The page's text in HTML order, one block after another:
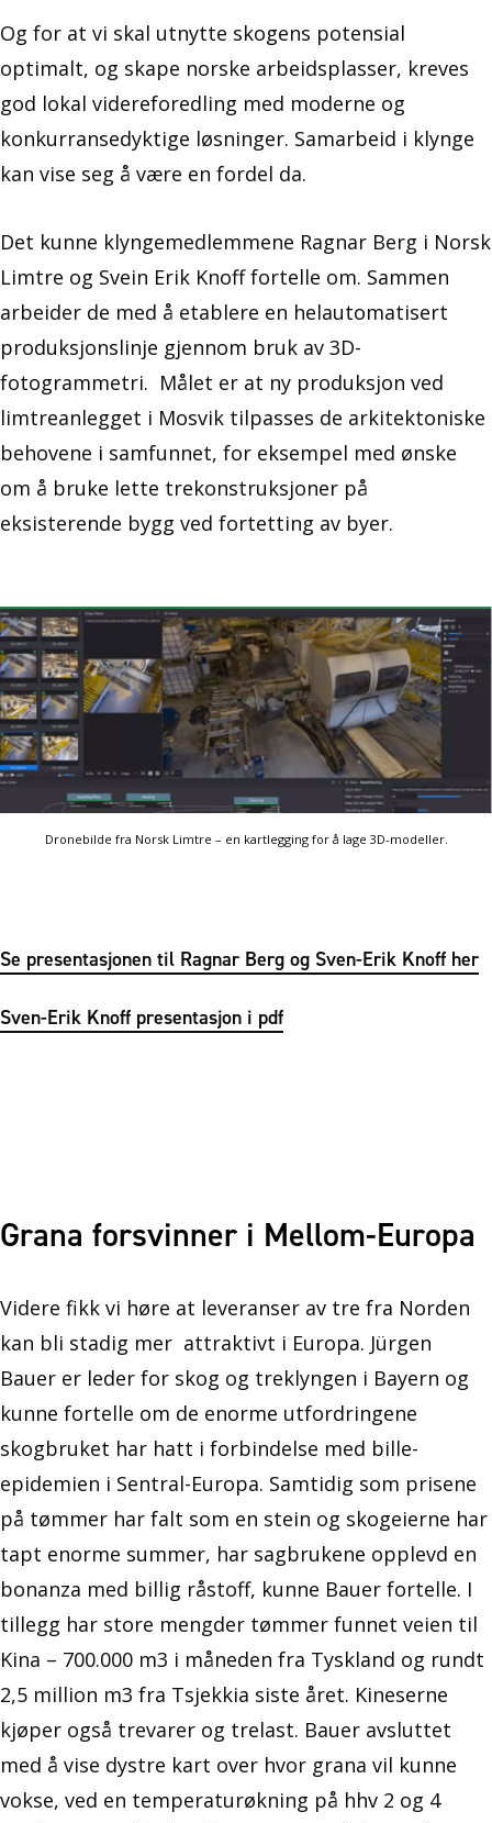
Og for at vi skal utnytte skogens potensial
optimalt, og skape norske arbeidsplasser, kreves
god lokal videreforedling med moderne og
konkurransedyktige løsninger. Samarbeid i klynge
kan vise seg å være en fordel da.
Det kunne klyngemedlemmene Ragnar Berg i Norsk
Limtre og Svein Erik Knoff fortelle om. Sammen
arbeider de med å etablere en helautomatisert
produksjonslinje gjennom bruk av 3D-
fotogrammetri. Målet er at ny produksjon ved
limtreanlegget i Mosvik tilpasses de arkitektoniske
behovene i samfunnet, for eksempel med ønske
om å bruke lette trekonstruksjoner på
eksisterende bygg ved fortetting av byer.
Dronebilde fra Norsk Limtre – en kartlegging for å lage 3D-modeller.
Se presentasjonen til Ragnar Berg og Sven-Erik Knoff her
Sven-Erik Knoff presentasjon i pdf
Grana forsvinner i Mellom-Europa
Videre fikk vi høre at leveranser av tre fra Norden
kan bli stadig mer attraktivt i Europa. Jürgen
Bauer er leder for skog og treklyngen i Bayern og
kunne fortelle om de enorme utfordringene
skogbruket har hatt i forbindelse med bille-
epidemien i Sentral-Europa. Samtidig som prisene
på tømmer har falt som en stein og skogeierne har
tapt enorme summer, har sagbrukene opplevd en
bonanza med billig råstoff, kunne Bauer fortelle. I
tillegg har store mengder tømmer funnet veien til
Kina – 700.000 m3 i måneden fra Tyskland og rundt
2,5 million m3 fra Tsjekkia siste året. Kineserne
kjøper også trevarer og trelast. Bauer avsluttet
med å vise dystre kart over hvor grana vil kunne
vokse, ved en temperaturøkning på hhv 2 og 4